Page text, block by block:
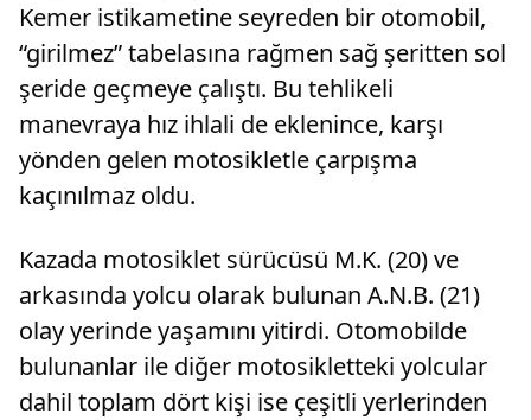
Kemer istikametine seyreden bir otomobil,
“girilmez” tabelasına rağmen sağ şeritten sol
şeride geçmeye çalıştı. Bu tehlikeli
manevraya hız ihlali de eklenince, karşı
yönden gelen motosikletle çarpışma
kaçınılmaz oldu.
Kazada motosiklet sürücüsü M.K. (20) ve
arkasında yolcu olarak bulunan A.N.B. (21)
olay yerinde yaşamını yitirdi. Otomobilde
bulunanlar ile diğer motosikletteki yolcular
dahil toplam dört kişi ise çeşitli yerlerinden